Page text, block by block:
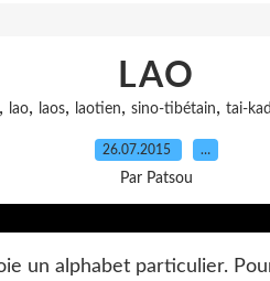
LAO
, lao, laos, laotien, sino-tibétain, tai-
26.07.2015 …
Par Patsou
un alphabet particulier.